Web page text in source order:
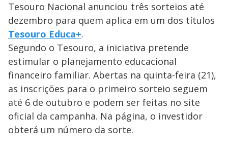
Tesouro Nacional anunciou três sorteios até
dezembro para quem aplica em um dos títulos
Tesouro Educa+.
Segundo o Tesouro, a iniciativa pretende
estimular o planejamento educacional
financeiro familiar. Abertas na quinta-feira (21),
as inscrições para o primeiro sorteio seguem
até 6 de outubro e podem ser feitas no site
oficial da campanha. Na página, o investidor
obterá um número da sorte.